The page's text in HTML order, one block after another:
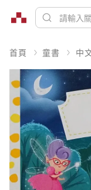
首頁 童書 中